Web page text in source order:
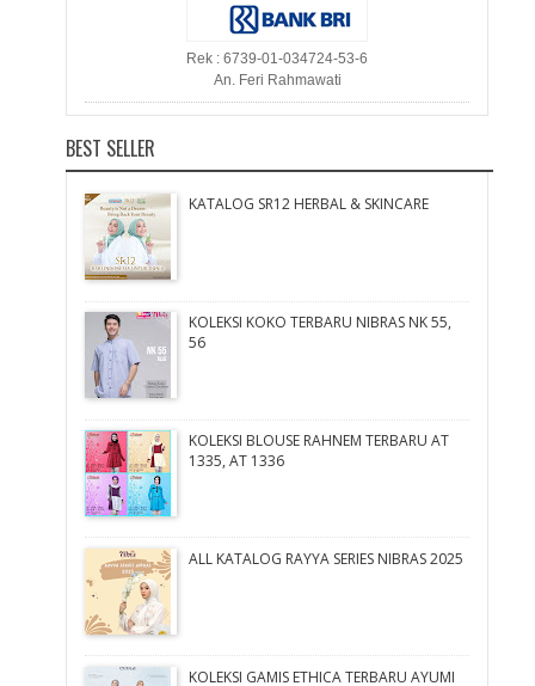
Rek : 6739-01-034724-53-6
An. Feri Rahmawati
BEST SELLER
KATALOG SR12 HERBAL & SKINCARE
KOLEKSI KOKO TERBARU NIBRAS NK 55,
56
KOLEKSI BLOUSE RAHNEM TERBARU AT
1335, AT 1336
ALL KATALOG RAYYA SERIES NIBRAS 2025
KOLEKSI GAMIS ETHICA TERBARU AYUMI